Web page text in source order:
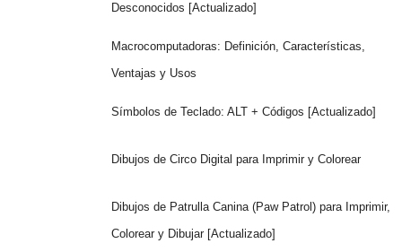
Desconocidos [Actualizado]
Macrocomputadoras: Definición, Características,
Ventajas y Usos
Símbolos de Teclado: ALT + Códigos [Actualizado]
Dibujos de Circo Digital para Imprimir y Colorear
Dibujos de Patrulla Canina (Paw Patrol) para Imprimir,
Colorear y Dibujar [Actualizado]